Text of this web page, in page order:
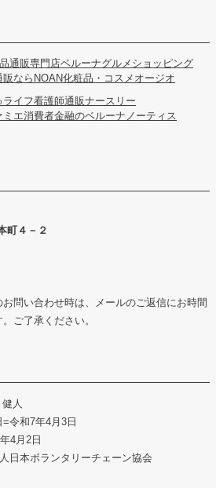
通販専門店ベルーナグルメショッピング
販ならNOAN化粧品・コスメオージオ
ライフ看護師通販ナースリー
ミエ消費者金融のベルーナノーティス
町４－２
問い合わせ時は、メールのご返信にお時間
ご了承ください。
人
=令和7年4月3日
4月2日
日本ボランタリーチェーン協会